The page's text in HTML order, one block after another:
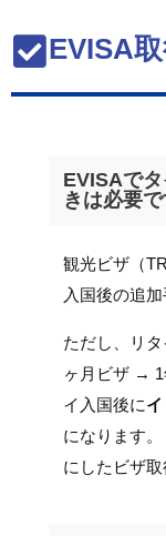
EVISA
EVISAで
きは必要で
観光ビザ（
入国後の追加
ただし、リ
ヶ月ビザ → 1
イ入国後に
になります
にしたビザ取